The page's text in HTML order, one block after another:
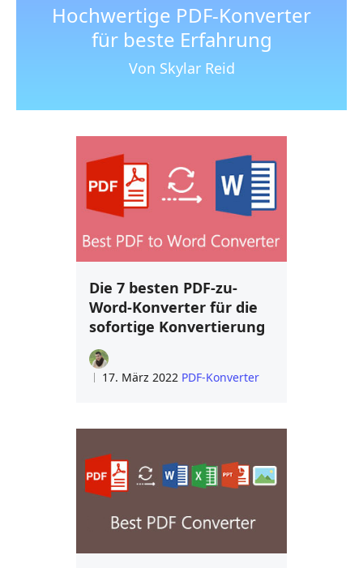
Hochwertige PDF-Konverter
für beste Erfahrung
Von Skylar Reid
Die 7 besten PDF-zu-
Word-Konverter für die
sofortige Konvertierung
17. März 2022 PDF-Konverter